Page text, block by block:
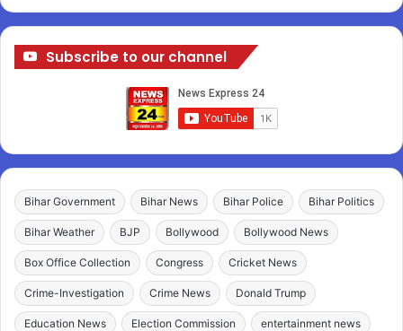
Subscribe to our channel
Bihar Government Bihar News Bihar Police Bihar Politics
Bihar Weather BJP Bollywood Bollywood News
Box Office Collection Congress Cricket News
Crime-Investigation Crime News Donald Trump
Education News Election Commission entertainment news